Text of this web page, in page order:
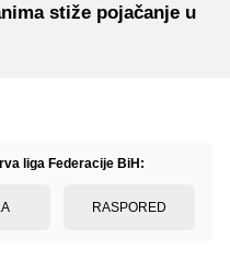
stiže pojačanje u
liga Federacije BiH:
RASPORED